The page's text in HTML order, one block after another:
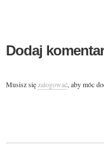
Dodaj
Musisz sięzalogować, aby móc